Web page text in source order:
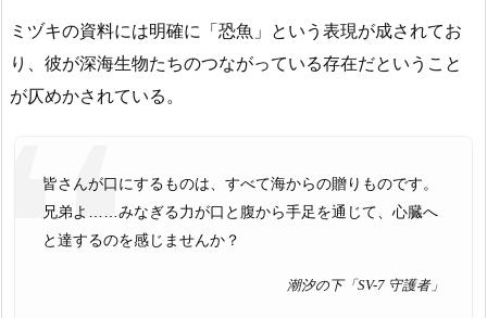
ミヅキの資料には明確に「恐魚」という表現が成されてお
り、彼が深海生物たちのつながっている存在だということ
が仄めかされている。
皆さんが口にするものは、すべて海からの贈りものです。
兄弟よ……みなぎる力が口と腹から手足を通じて、心臓へ
と達するのを感じませんか？
潮汐の下「SV-7 守護者」